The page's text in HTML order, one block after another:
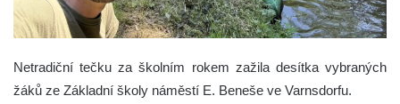
Netradiční tečku za školním rokem zažila desítka vybraných
žáků ze Základní školy náměstí E. Beneše ve Varnsdorfu.